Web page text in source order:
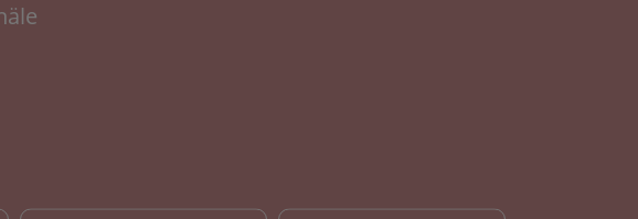
Tab)